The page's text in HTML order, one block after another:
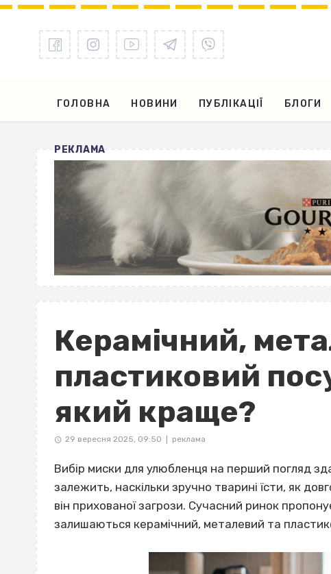
ГОЛОВНА НОВИНИ ПУБЛІКАЦІЇ БЛОГИ
РЕКЛАМА
Керамічний,
пластиковий
який краще?
29 вересня 2025, 09:50 реклама
Вибір миски для улюбленця на перший погляд
залежить, наскільки зручно тварині їсти, як
він прихованої загрози. Сучасний ринок
залишаються керамічний, металевий та